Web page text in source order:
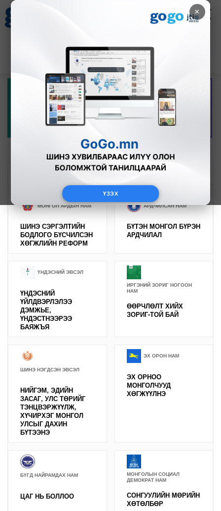
×
ҮЗЭХ
Зурхай
8.08
НЭР ДЭВШИГЧИД
ТОЙРГООР
НЭР ДЭВШИГЧИД
ЖАГСААЛТААР
МӨРИЙН ХӨТӨЛБӨР
оны нам, эвслийн мөрийн хөтөлбөр
МОНГОЛ АРДЫН НАМ
ШИНЭ СЭРГЭЛТИЙН
БОДЛОГО БҮСЧИЛСЭН
ХӨГЖЛИЙН РЕФОРМ
АРДЧИЛСАН НАМ
БҮТЭН МОНГОЛ БҮРЭН
АРДЧИЛАЛ
ҮНДЭСНИЙ ЭВСЭЛ
ҮНДЭСНИЙ
ҮЙЛДВЭРЛЭЛЭЭ
ДЭМЖЬЕ,
ҮНДЭСТНЭЭРЭЭ
БАЯЖЪЯ
ИРГЭНИЙ ЗОРИГ НОГООН
НАМ
ӨӨРЧЛӨЛТ ХИЙХ
ЗОРИГ-ТОЙ БАЙ
ШИНЭ НЭГДСЭН ЭВСЭЛ
НИЙГЭМ, ЭДИЙН
ЗАСАГ, УЛС ТӨРИЙГ
ТЭНЦВЭРЖҮҮЛЖ,
ХҮЧИРХЭГ МОНГОЛ
УЛСЫГ ДАХИН
БҮТЭЭНЭ
ЭХ ОРОН НАМ
ЭХ ОРНОО
МОНГОЛЧУУД
ХӨГЖҮҮЛНЭ
БҮГД НАЙРАМДАХ НАМ
ЦАГ НЬ БОЛЛОО
МОНГОЛЫН СОЦИАЛ
ДЕМОКРАТ НАМ
СОНГУУЛИЙН МӨРИЙН
ХӨТӨЛБӨР